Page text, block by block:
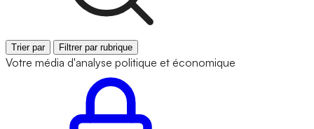
Trier par Filtrer par rubrique
Votre média d'analyse politique et économique